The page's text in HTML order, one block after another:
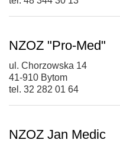
NZOZ "Pro-Med"
ul. Chorzowska 14
41-910 Bytom
tel. 32 282 01 64
NZOZ Jan Medic